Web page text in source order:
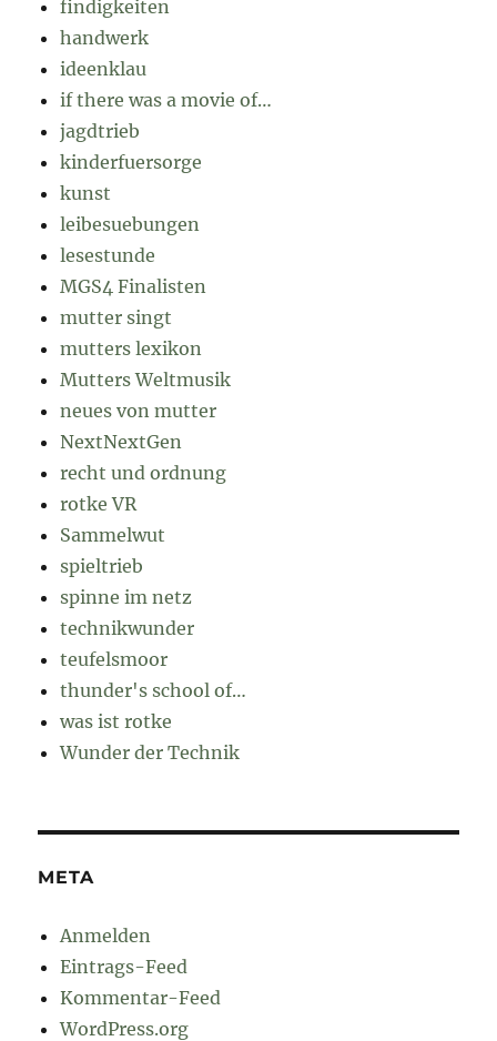
findigkeiten
handwerk
ideenklau
if there was a movie of…
jagdtrieb
kinderfuersorge
kunst
leibesuebungen
lesestunde
MGS4 Finalisten
mutter singt
mutters lexikon
Mutters Weltmusik
neues von mutter
NextNextGen
recht und ordnung
rotke VR
Sammelwut
spieltrieb
spinne im netz
technikwunder
teufelsmoor
thunder's school of…
was ist rotke
Wunder der Technik
META
Anmelden
Eintrags-Feed
Kommentar-Feed
WordPress.org